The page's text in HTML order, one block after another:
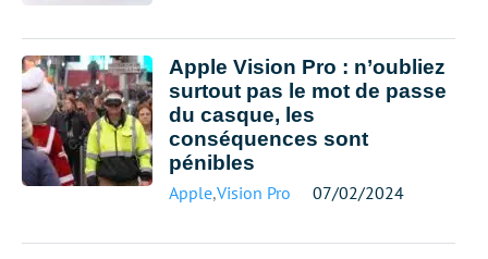
Apple Vision Pro : n’oubliez
surtout pas le mot de passe
du casque, les
conséquences sont
pénibles
Apple,Vision Pro 07/02/2024